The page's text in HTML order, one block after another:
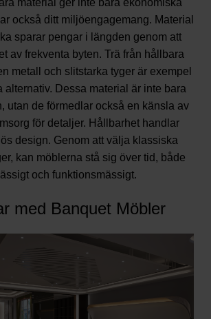
också ditt miljöengagemang. Material
sparar pengar i längden genom att
av frekventa byten. Trä från hållbara
metall och slitstarka tyger är exempel
alternativ. Dessa material är inte bara
utan de förmedlar också en känsla av
för detaljer. Hållbarhet handlar
design. Genom att välja klassiska
kan möblerna stå sig över tid, både
och funktionsmässigt.
med Banquet Möbler